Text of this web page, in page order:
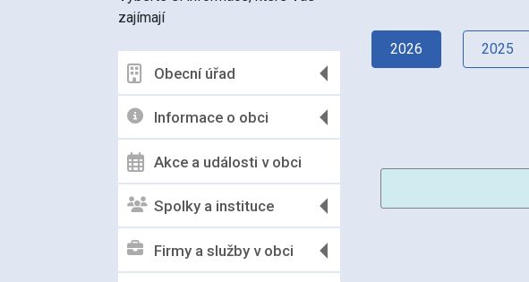
zajímají
Obecní úřad
Informace o obci
Akce a události v obci
Spolky a instituce
Firmy a služby v obci
2026 2025